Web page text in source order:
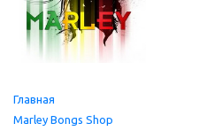
Главная
Marley Bongs Shop